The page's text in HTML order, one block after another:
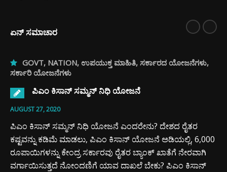
ಏನ್ ಸಮಾಚಾರ
GOVT, NATION, ಉಪಯುಕ್ತ ಮಾಹಿತಿ, ಸರ್ಕಾರದ ಯೋಜನೆಗಳು,
ಸರ್ಕಾರಿ ಯೋಜನೆಗಳು
ಪಿಎಂ ಕಿಸಾನ್ ಸಮ್ಮನ್ ನಿಧಿ ಯೋಜನೆ
AUGUST 27, 2020
ಪಿಎಂ ಕಿಸಾನ್ ಸಮ್ಮನ್ ನಿಧಿ ಯೋಜನೆ ಎಂದರೇನು? ದೇಶದ ರೈತರ
ಕಷ್ಟವನ್ನು ಕಡಿಮೆ ಮಾಡಲು, ಪಿಎಂ ಕಿಸಾನ್ ಯೋಜನೆ ಅಡಿಯಲ್ಲಿ, 6,000
ರೂಪಾಯಿಗಳನ್ನು ಕೇಂದ್ರ ಸರ್ಕಾರವು ರೈತರ ಬ್ಯಾಂಕ್ ಖಾತೆಗೆ ನೇರವಾಗಿ
ವರ್ಗಾಯಿಸುತ್ತದೆ ನೋಂದಣಿಗೆ ಯಾವ ದಾಖಲೆ ಬೇಕು? ಪಿಎಂ ಕಿಸಾನ್